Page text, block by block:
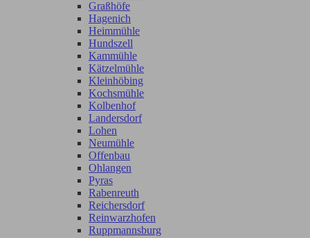
Graßhöfe
Hagenich
Heimmühle
Hundszell
Kammühle
Kätzelmühle
Kleinhöbing
Kochsmühle
Kolbenhof
Landersdorf
Lohen
Neumühle
Offenbau
Ohlangen
Pyras
Rabenreuth
Reichersdorf
Reinwarzhofen
Ruppmannsburg